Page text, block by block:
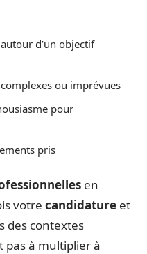
d’un objectif
ou imprévues
pour
pris
en
votre candidature et
des contextes
pas à multiplier à